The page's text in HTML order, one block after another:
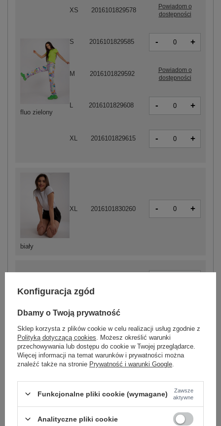
biały
XL 2016101830260 - +
czarny
L 2016101830703
XL 2016101830710 - +
2016101830871 - +
fluo zielony
XS 2016101829578
Powiadom o
dostępności
S 2016101829585 - +
M 2016101829592
Powiadom o
dostępności
L 2016101829608 - +
XL 2016101829615 - +
Konfiguracja zgód
Dbamy o Twoją prywatność
Sklep korzysta z plików cookie w celu realizacji usług zgodnie z
Polityką dotyczącą cookies . Możesz określić warunki
przechowywania lub dostępu do cookie w Twojej przeglądarce.
Więcej informacji na temat warunków i prywatności można
znaleźć także na stronie Prywatność i warunki Google
Funkcjonalne pliki cookie (wymagane)
Zawsze
aktywne
Analityczne pliki cookie